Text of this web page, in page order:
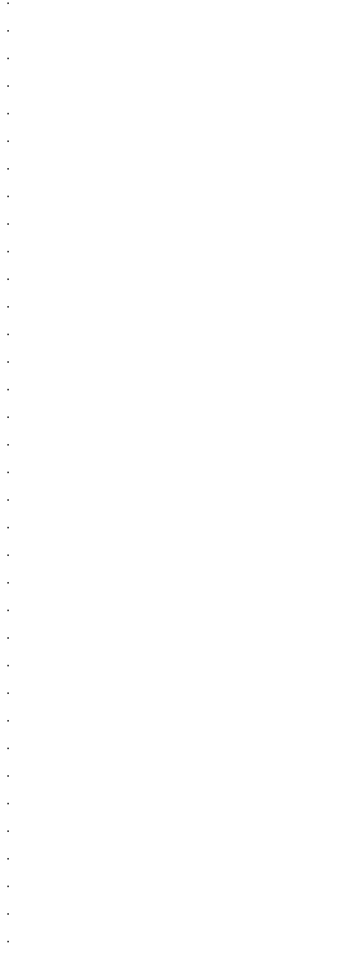
.
.
.
.
.
.
.
.
.
.
.
.
.
.
.
.
.
.
.
.
.
.
.
.
.
.
.
.
.
.
.
.
.
.